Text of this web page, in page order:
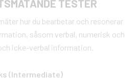
TESTER
hur du bearbetar och resonerar
såsom verbal, numerisk och
icke-verbal information.
(Intermediate)